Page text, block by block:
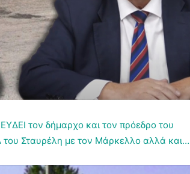
τον δήμαρχο και τον πρόεδρο του
Σταυρέλη με τον Μάρκελλο αλλά και…